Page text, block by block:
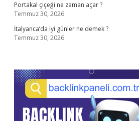
Portakal çiçeği ne zaman açar ?
Temmuz 30, 2026
İtalyanca’da iyi günler ne demek ?
Temmuz 30, 2026